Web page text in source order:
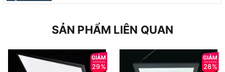
SẢN PHẨM LIÊN QUAN
29% 28%